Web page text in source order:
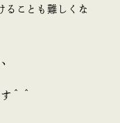
ることも難しくな
＾＾